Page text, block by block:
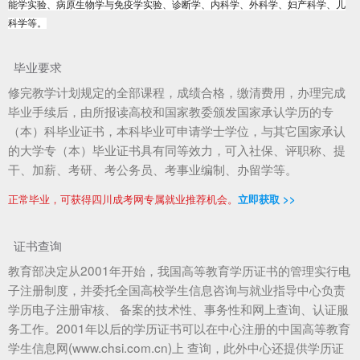
能学实验、病原生物学与免疫学实验、诊断学、内科学、外科学、妇产科学、儿
科学等。
毕业要求
修完教学计划规定的全部课程，成绩合格，缴清费用，办理完成
毕业手续后，由所报读高校和国家教委颁发国家承认学历的专
（本）科毕业证书，本科毕业可申请学士学位，与其它国家承认
的大学专（本）毕业证书具有同等效力，可入社保、评职称、提
干、加薪、考研、考公务员、考事业编制、办留学等。
正常毕业，可获得四川成考网专属就业推荐机会。 立即获取 >>
证书查询
教育部决定从2001年开始，我国高等教育学历证书的管理实行电
子注册制度，并委托全国高校学生信息咨询与就业指导中心负责
学历电子注册审核、 备案的技术性、事务性和网上查询、认证服
务工作。2001年以后的学历证书可以在中心注册的中国高等教育
学生信息网(www.chsi.com.cn)上 查询，此外中心还提供学历证